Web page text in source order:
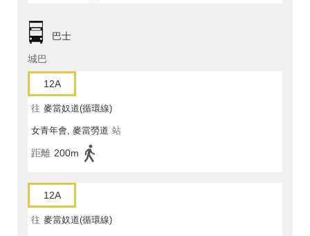
巴士
城巴
12A
往 麥當奴道(循環線)
女青年會, 麥當勞道 站
距離 200m
12A
往 麥當奴道(循環線)